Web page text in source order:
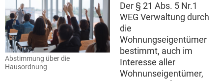
Abstimmung über die
Hausordnung
Der § 21 Abs. 5 Nr.1
WEG Verwaltung durch
die
Wohnungseigentümer
bestimmt, auch im
Interesse aller
Wohnunseigentümer,